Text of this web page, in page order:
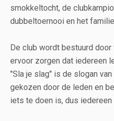
smokkeltocht, de
dubbeltoernooi en het
De club wordt bestuurd
ervoor zorgen dat iedereen
"Sla je slag" is de slogan
gekozen door de leden en
iets te doen is, dus